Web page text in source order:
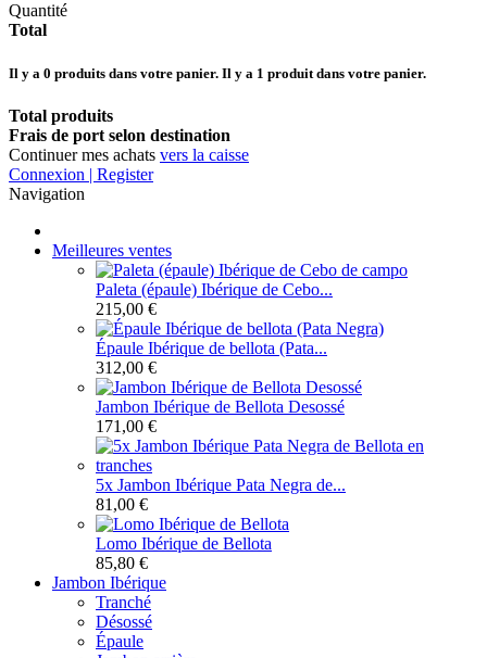
Quantité
Total
Il y a 0 produits dans votre panier. Il y a 1 produit dans votre panier.
Total produits
Frais de port selon destination
Continuer mes achats vers la caisse
Connexion | Register
Navigation
Meilleures ventes
Paleta (épaule) Ibérique de Cebo...
215,00 €
Épaule Ibérique de bellota (Pata...
312,00 €
Jambon Ibérique de Bellota Desossé
171,00 €
5x Jambon Ibérique Pata Negra de...
81,00 €
Lomo Ibérique de Bellota
85,80 €
Jambon Ibérique
Tranché
Désossé
Épaule